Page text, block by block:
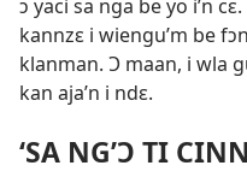
ɔ yaci sa nga be yo i’n cɛ.
kannzɛ i wiengu’m be
klanman. Ɔ maan, i wla
kan aja’n i ndɛ.
‘SA NG’Ɔ TI